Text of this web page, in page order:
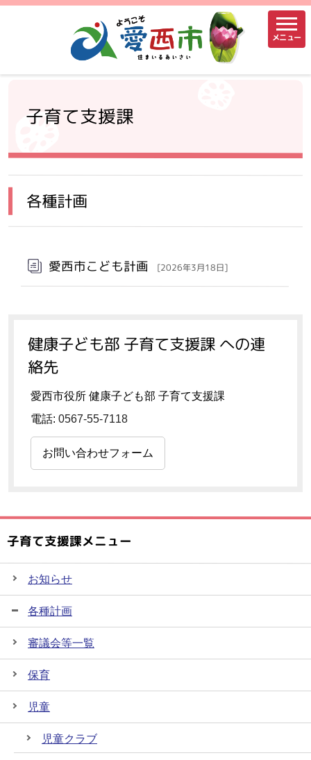
メニュー
子育て支援課
各種計画
愛西市こども計画 [2026年3月18日]
健康子ども部 子育て支援課 への連
絡先
愛西市役所 健康子ども部 子育て支援課
電話: 0567-55-7118
お問い合わせフォーム
子育て支援課メニュー
お知らせ
各種計画
審議会等一覧
保育
児童
児童クラブ